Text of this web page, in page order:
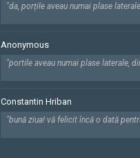
"da, porțile aveau numai plase
Anonymous
"portile aveau numai plase laterale,
Constantin Hriban
"bună ziua! vă felicit încă o dată